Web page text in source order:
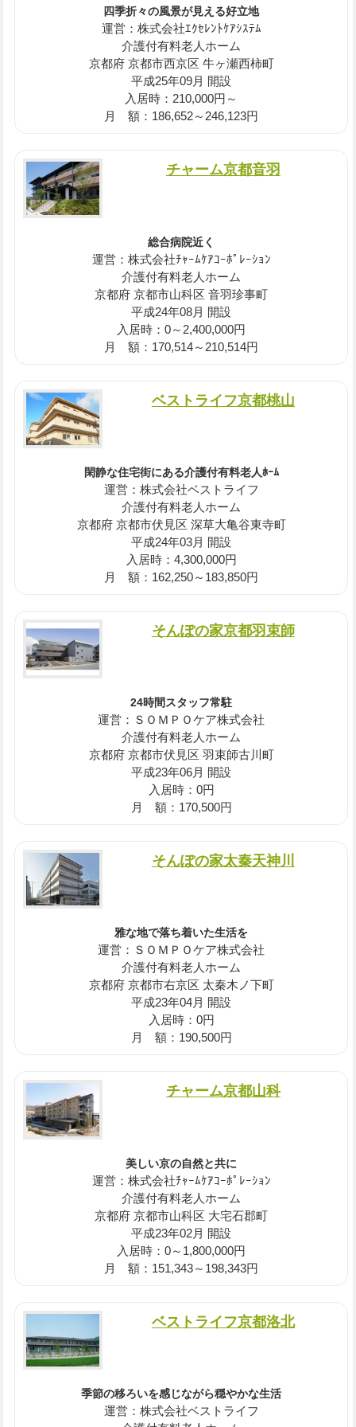
四季折々の風景が見える好立地
運営：株式会社ｴｸｾﾚﾝﾄｹｱｼｽﾃﾑ
介護付有料老人ホーム
京都府 京都市西京区 牛ヶ瀬西柿町
平成25年09月 開設
入居時：210,000円～
月 額：186,652～246,123円
チャーム京都音羽
総合病院近く
運営：株式会社ﾁｬｰﾑｹｱｺｰﾎﾟﾚｰｼｮﾝ
介護付有料老人ホーム
京都府 京都市山科区 音羽珍事町
平成24年08月 開設
入居時：0～2,400,000円
月 額：170,514～210,514円
ベストライフ京都桃山
閑静な住宅街にある介護付有料老人ﾎｰﾑ
運営：株式会社ベストライフ
介護付有料老人ホーム
京都府 京都市伏見区 深草大亀谷東寺町
平成24年03月 開設
入居時：4,300,000円
月 額：162,250～183,850円
そんぽの家京都羽束師
24時間スタッフ常駐
運営：ＳＯＭＰＯケア株式会社
介護付有料老人ホーム
京都府 京都市伏見区 羽束師古川町
平成23年06月 開設
入居時：0円
月 額：170,500円
そんぽの家太秦天神川
雅な地で落ち着いた生活を
運営：ＳＯＭＰＯケア株式会社
介護付有料老人ホーム
京都府 京都市右京区 太秦木ノ下町
平成23年04月 開設
入居時：0円
月 額：190,500円
チャーム京都山科
美しい京の自然と共に
運営：株式会社ﾁｬｰﾑｹｱｺｰﾎﾟﾚｰｼｮﾝ
介護付有料老人ホーム
京都府 京都市山科区 大宅石郡町
平成23年02月 開設
入居時：0～1,800,000円
月 額：151,343～198,343円
ベストライフ京都洛北
季節の移ろいを感じながら穏やかな生活
運営：株式会社ベストライフ